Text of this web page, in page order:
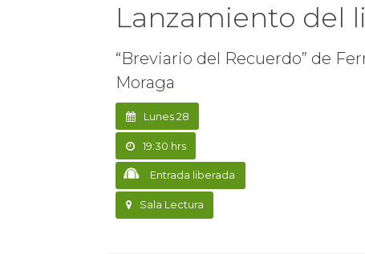
Lanzamiento del
“Breviario del Recuerdo” de
Moraga
Lunes 28
19:30 hrs
Entrada liberada
Sala Lectura